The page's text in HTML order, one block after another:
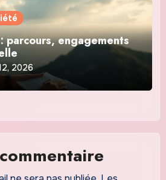
parcours, engagements
2026